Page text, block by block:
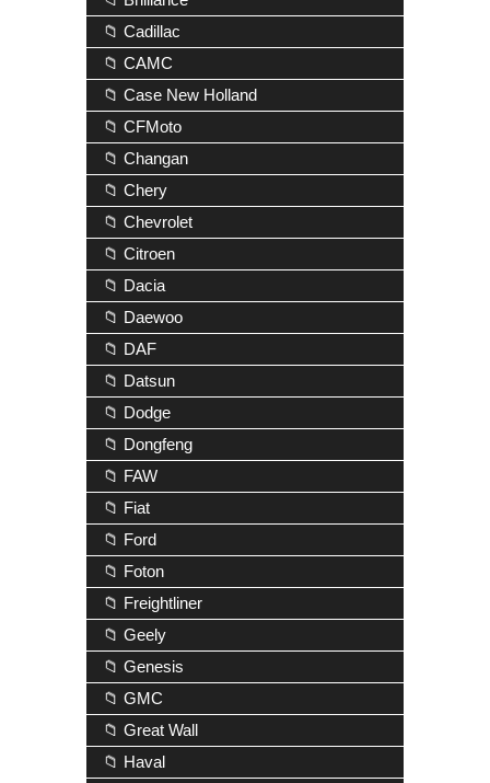
📁 Cadillac
📁 CAMC
📁 Case New Holland
📁 CFMoto
📁 Changan
📁 Chery
📁 Chevrolet
📁 Citroen
📁 Dacia
📁 Daewoo
📁 DAF
📁 Datsun
📁 Dodge
📁 Dongfeng
📁 FAW
📁 Fiat
📁 Ford
📁 Foton
📁 Freightliner
📁 Geely
📁 Genesis
📁 GMC
📁 Great Wall
📁 Haval